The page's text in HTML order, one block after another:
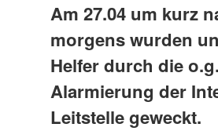
Am 27.04 um kurz
morgens wurden
Helfer durch die o.g.
Alarmierung der
Leitstelle geweckt.